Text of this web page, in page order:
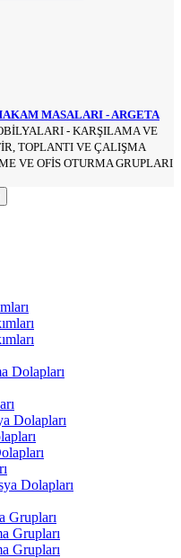
MASALARI - ARGETA
- KARŞILAMA VE
TOPLANTI VE ÇALIŞMA
VE OFİS OTURMA GRUPLARI
Dolapları
Dolapları
Dolapları
Grupları
Grupları
Grupları